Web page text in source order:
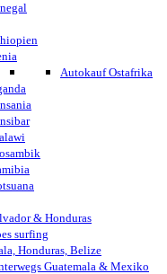
Autokauf Ostafrika
& Honduras
surfing
Honduras, Belize
Guatemala & Mexiko